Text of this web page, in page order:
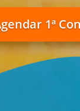
1ª